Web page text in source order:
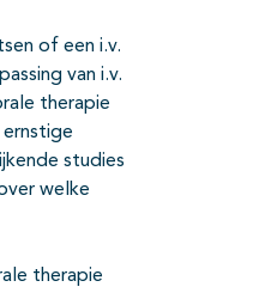
of een i.v.
van i.v.
therapie
studies
welke
therapie